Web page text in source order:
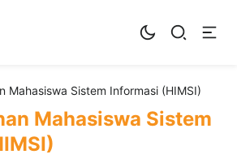
Bisnis
Mahasiswa Sistem Informasi (HIMSI)
Mahasiswa Sistem